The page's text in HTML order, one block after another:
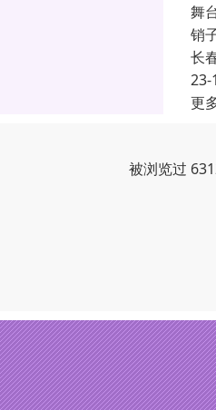
舞
销
长
23-
更
被浏览过